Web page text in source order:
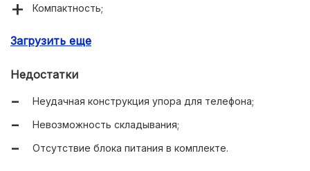
Компактность;
Загрузить еще
Недостатки
Неудачная конструкция упора для телефона;
Невозможность складывания;
Отсутствие блока питания в комплекте.